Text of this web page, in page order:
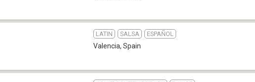
LATIN SALSA ESPAÑOL
Valencia, Spain